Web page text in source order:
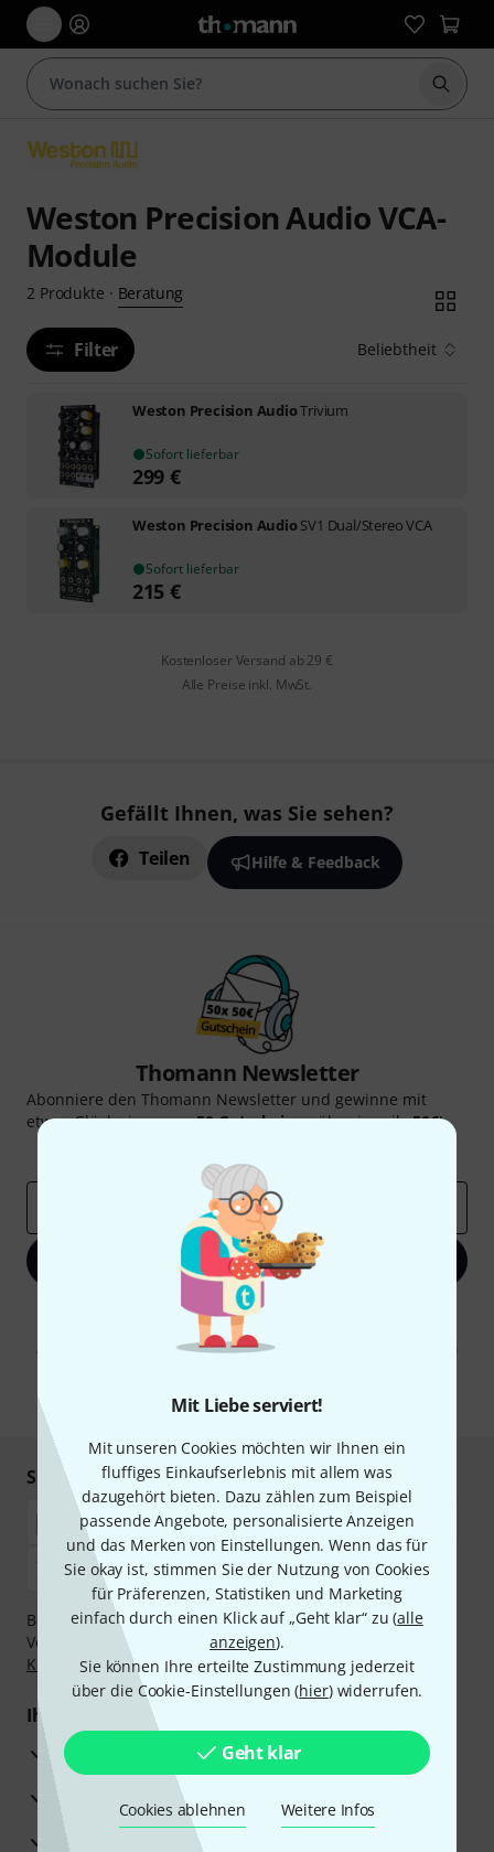
Mit Liebe serviert!
Mit unseren Cookies möchten wir Ihnen ein
fluffiges Einkaufserlebnis mit allem was
dazugehört bieten. Dazu zählen zum Beispiel
passende Angebote, personalisierte Anzeigen
und das Merken von Einstellungen. Wenn das für
Sie okay ist, stimmen Sie der Nutzung von Cookies
für Präferenzen, Statistiken und Marketing
einfach durch einen Klick auf „Geht klar“ zu (alle
anzeigen).
Sie können Ihre erteilte Zustimmung jederzeit
über die Cookie-Einstellungen (hier) widerrufen.
Geht klar
Cookies ablehnen Weitere Infos
Suche
Weston Precision Audio VCA-
Module
2 Produkte · Beratung
Filter Beliebtheit
Weston Precision AudioTrivium
Sofort lieferbar
299 €
Weston Precision AudioSV1 Dual/Stereo VCA
Sofort lieferbar
215 €
Kostenloser Versand ab 29 €
Alle Preise inkl. MwSt.
Gefällt Ihnen, was Sie sehen?
Teilen Hilfe & Feedback
Thomann Newsletter
Abonniere den Thomann Newsletter und gewinne mit
etwas Glück einen von50 Gutscheinenüber jeweils50€!
Jetzt anmelden
Mit Klick auf „Jetzt anmelden“ stimmen Sie dem Erhalt von E-Mail-
Werbung und einer Messung des E-Mail-Nutzungsverhaltens zu. Die
Abmeldung ist jederzeit möglich. Weitere Informationen finden Sie in
* Pflichtfeld
Sicher einkaufen & bezahlen
Bezahlen Sie vertraulich und sicher per Nachnahme,
Vorkasse, PayPal, Amazon Pay,Klarna Sofort bezahlen
Klarna Ratenzahlungoder Kreditkarte.
Ihre Vorteile
3 Jahre Thomann Garantie
30 Tage Money-Back-Garantie